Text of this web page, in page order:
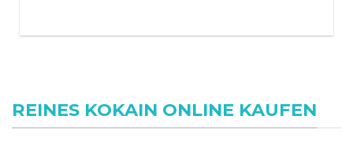
REINES KOKAIN ONLINE KAUFEN